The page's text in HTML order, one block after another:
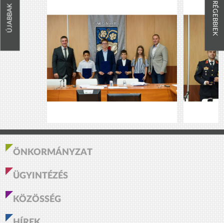
ÚJABBAK RÉGEBBIEK
ÖNKORMÁNYZAT
ÜGYINTÉZÉS
KÖZÖSSÉG